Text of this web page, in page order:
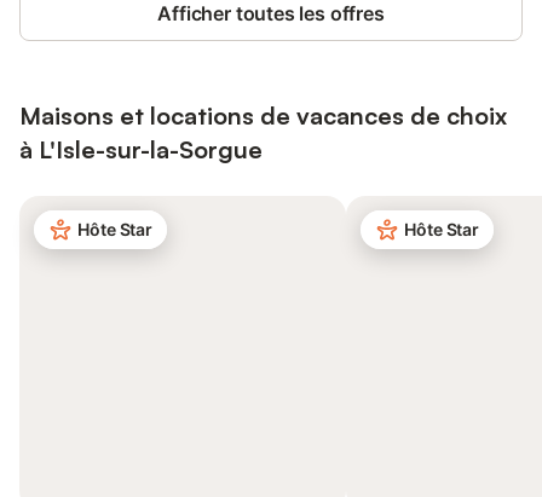
Afficher toutes les offres
Maisons et locations de vacances de choix
à L'Isle-sur-la-Sorgue
Hôte Star Hôte Star